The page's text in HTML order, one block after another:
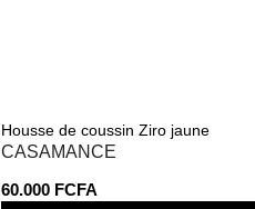
Housse de coussin Ziro jaune
CASAMANCE
60.000 FCFA